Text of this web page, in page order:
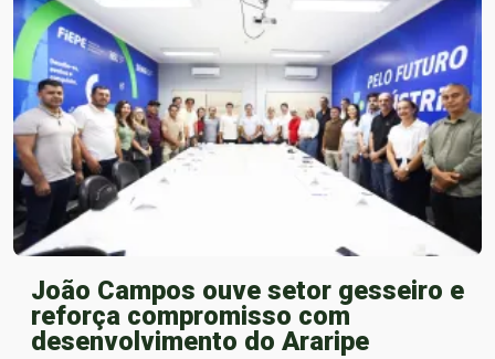
João Campos ouve setor gesseiro e
reforça compromisso com
desenvolvimento do Araripe